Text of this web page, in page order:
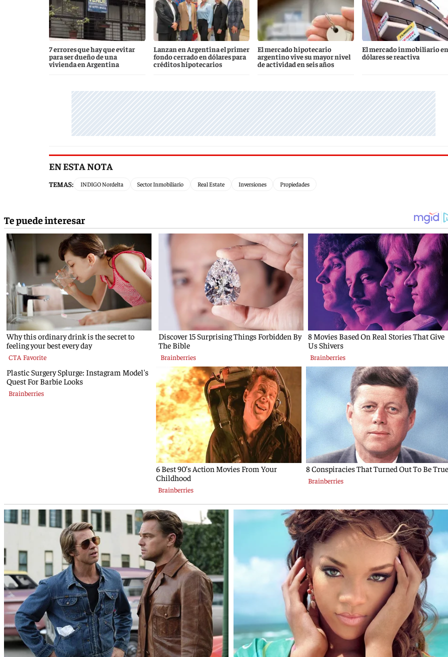
7 errores que hay que evitar
para ser dueño de una
vivienda en Argentina
Lanzan en Argentina el primer
fondo cerrado en dólares para
créditos hipotecarios
El mercado hipotecario
argentino vive su mayor nivel
de actividad en seis años
El mercado inmobiliario en
dólares se reactiva
EN ESTA NOTA
TEMAS: INDIGO Nordelta Sector Inmobiliario Real Estate Inversiones Propiedades